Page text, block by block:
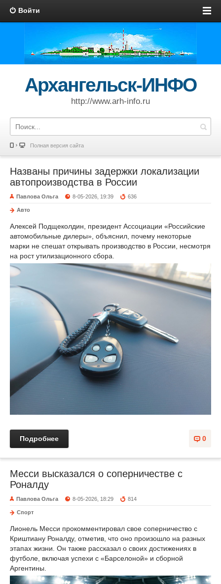
Войти
Архангельск-ИНФО
http://www.arh-info.ru
Полная версия сайта
Названы причины задержки локализации
автопроизводства в России
Павлова Ольга 8-05-2026, 19:39 636
Авто
Алексей Подщеколдин, президент Ассоциации «Российские
автомобильные дилеры», объяснил, почему некоторые
марки не спешат открывать производство в России, несмотря
на рост утилизационного сбора.
0
Подробнее
Месси высказался о соперничестве с
Роналду
Павлова Ольга 8-05-2026, 18:29 814
Спорт
Лионель Месси прокомментировал свое соперничество с
Криштиану Роналду, отметив, что оно произошло на разных
этапах жизни. Он также рассказал о своих достижениях в
футболе, включая успехи с «Барселоной» и сборной
Аргентины.